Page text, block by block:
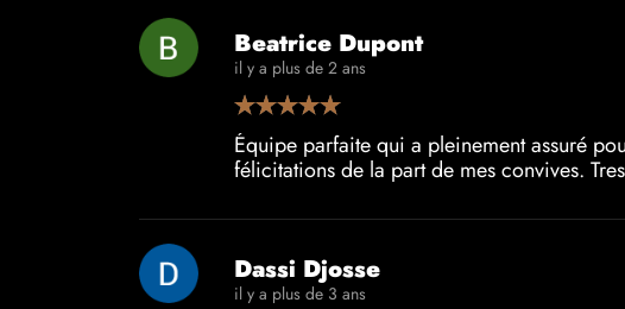
Beatrice Dupont
il y a plus de 2 ans
Équipe parfaite qui a pleinement assuré
félicitations de la part de mes convives.
Dassi Djosse
il y a plus de 3 ans